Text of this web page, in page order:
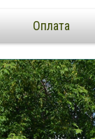
Оплата